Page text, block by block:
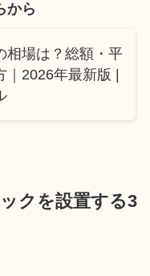
から
相場は？総額・平
｜2026年最新版 |
クを設置する3